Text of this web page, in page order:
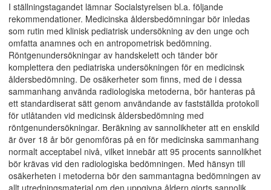
I ställningstagandet lämnar Socialstyrelsen bl.a. följande
rekommendationer. Medicinska åldersbedömningar bör inledas
som rutin med klinisk pediatrisk undersökning av den unge och
omfatta anamnes och en antropometrisk bedömning.
Röntgenundersökningar av handskelett och tänder bör
komplettera den pediatriska undersökningen för en medicinsk
åldersbedömning. De osäkerheter som finns, med de i dessa
sammanhang använda radiologiska metoderna, bör hanteras på
ett standardiserat sätt genom användande av fastställda protokoll
för utlåtanden vid medicinsk åldersbedömning med
röntgenundersökningar. Beräkning av sannolikheter att en enskild
är över 18 år bör genomföras på en för medicinska sammanhang
normalt acceptabel nivå, vilket innebär att 95 procents sannolikhet
bör krävas vid den radiologiska bedömningen. Med hänsyn till
osäkerheten i metoderna bör den sammantagna bedömningen av
allt utredningsmaterial om den uppgivna åldern gjorts sannolik